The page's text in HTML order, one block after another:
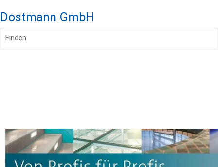
Dostmann GmbH
Finden